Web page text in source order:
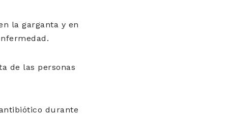
la garganta y en
de las personas
durante